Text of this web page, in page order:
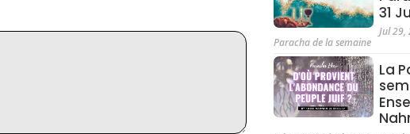
31
Jul 29,
Paracha de la semaine
La